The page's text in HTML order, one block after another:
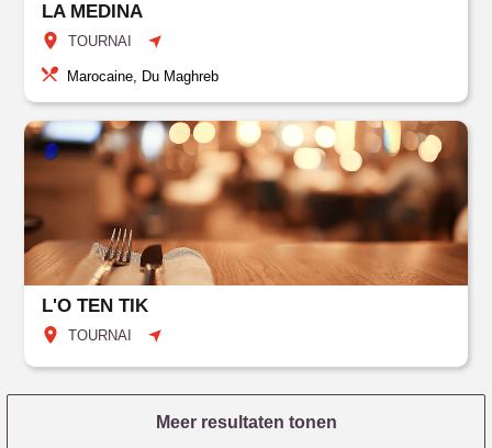
LA MEDINA
TOURNAI
Marocaine, Du Maghreb
L'O TEN TIK
TOURNAI
Meer resultaten tonen